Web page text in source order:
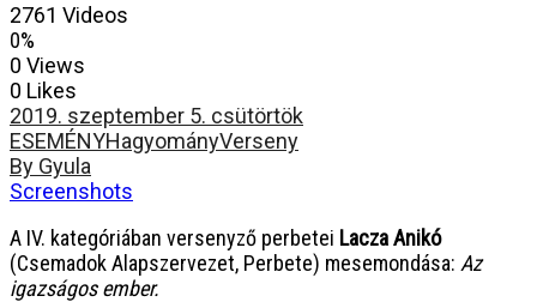
2761 Videos
0%
0 Views
0 Likes
2019. szeptember 5. csütörtök
ESEMÉNYHagyományVerseny
By Gyula
Screenshots
A IV. kategóriában versenyző perbetei Lacza Anikó
(Csemadok Alapszervezet, Perbete) mesemondása: Az
igazságos ember.